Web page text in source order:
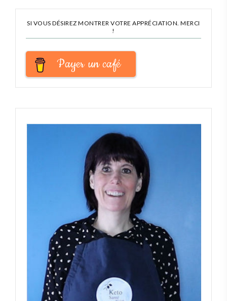
SI VOUS DÉSIREZ MONTRER VOTRE APPRÉCIATION. MERCI
!
Payer un café